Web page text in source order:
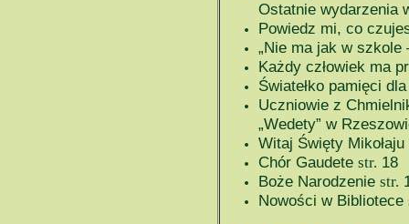
Ostatnie wydarzenia
Powiedz mi, co
„Nie ma jak w szkole
Każdy człowiek ma
Światełko pamięci
Uczniowie z
„Wedety” w
Witaj Święty Mikołaju
Chór Gaudete str. 18
Boże Narodzenie str.
Nowości w Bibliotece